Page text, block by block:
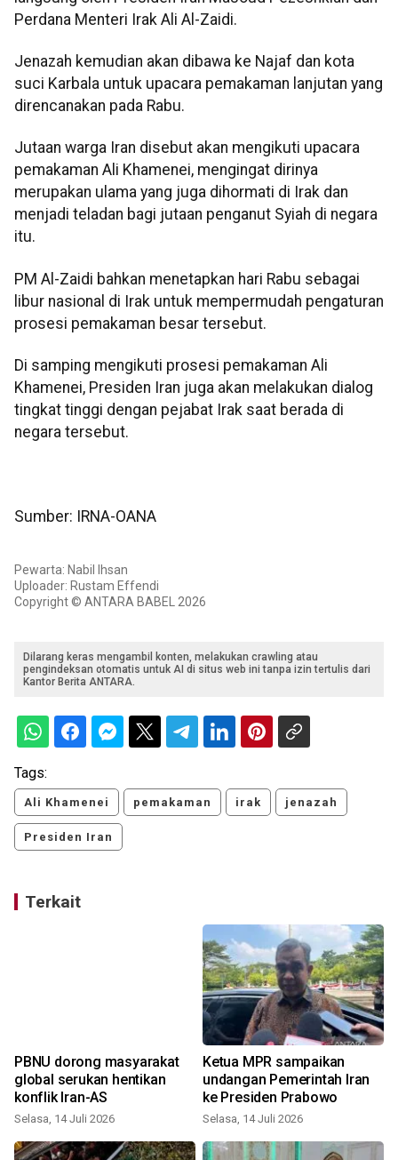
Perdana Menteri Irak Ali Al-Zaidi.
Jenazah kemudian akan dibawa ke Najaf dan kota
suci Karbala untuk upacara pemakaman lanjutan yang
direncanakan pada Rabu.
Jutaan warga Iran disebut akan mengikuti upacara
pemakaman Ali Khamenei, mengingat dirinya
merupakan ulama yang juga dihormati di Irak dan
menjadi teladan bagi jutaan penganut Syiah di negara
itu.
PM Al-Zaidi bahkan menetapkan hari Rabu sebagai
libur nasional di Irak untuk mempermudah pengaturan
prosesi pemakaman besar tersebut.
Di samping mengikuti prosesi pemakaman Ali
Khamenei, Presiden Iran juga akan melakukan dialog
tingkat tinggi dengan pejabat Irak saat berada di
negara tersebut.
Sumber: IRNA-OANA
Pewarta: Nabil Ihsan
Uploader: Rustam Effendi
Copyright © ANTARA BABEL 2026
Dilarang keras mengambil konten, melakukan crawling atau
pengindeksan otomatis untuk AI di situs web ini tanpa izin tertulis dari
Kantor Berita ANTARA.
Tags:
Ali Khamenei pemakaman irak jenazah
Presiden Iran
Terkait
PBNU dorong masyarakat
global serukan hentikan
konflik Iran-AS
Selasa, 14 Juli 2026
Ketua MPR sampaikan
undangan Pemerintah Iran
ke Presiden Prabowo
Selasa, 14 Juli 2026